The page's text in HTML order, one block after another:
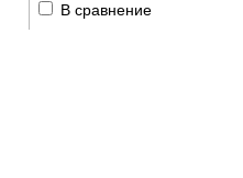
В сравнение